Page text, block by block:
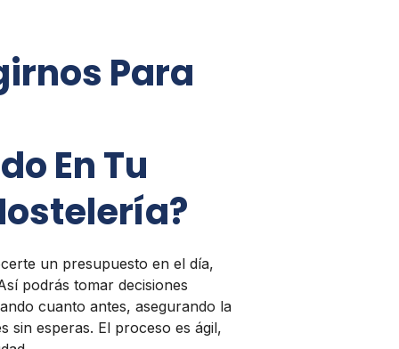
Para
En Tu
un presupuesto en el día,
podrás tomar decisiones
cuanto antes, asegurando la
sin esperas. El proceso es ágil,